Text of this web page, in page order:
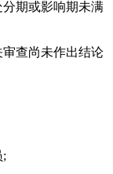
期或影响期未满
查尚未作出结论